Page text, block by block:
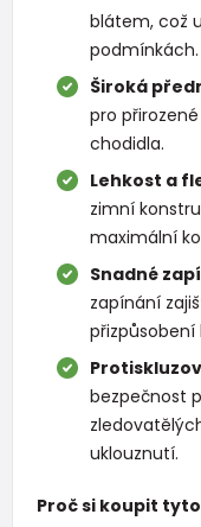
blátem, což
podmínkách.
Široká
pro
chodidla.
Lehkost a
zimní
maximální
Snadné
zapínání
bezpečnost
uklouznutí.
Proč si koupit